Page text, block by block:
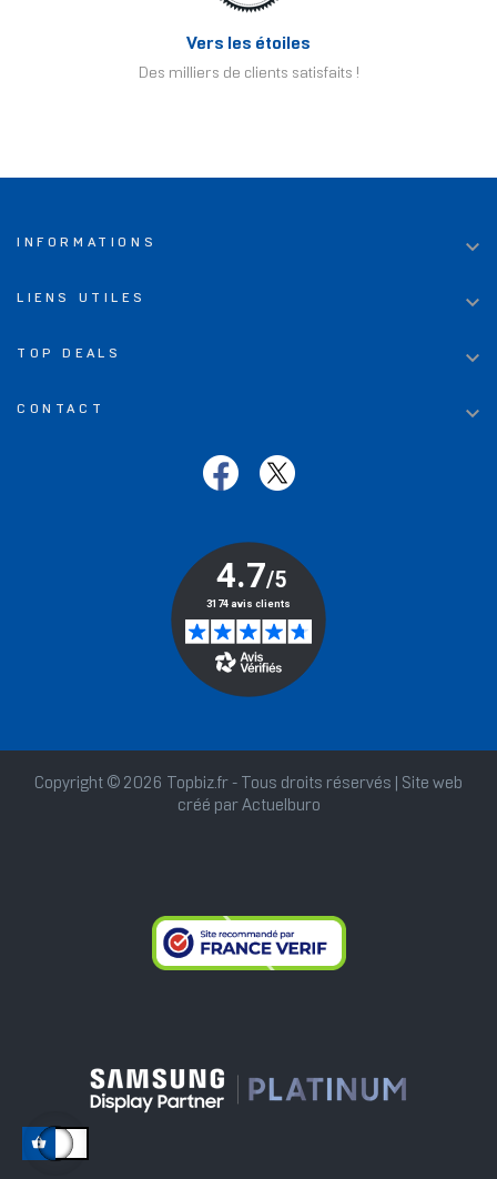
Vers les étoiles
Des milliers de clients satisfaits !
INFORMATIONS 
LIENS UTILES 
TOP DEALS 
CONTACT 
Copyright © 2026 Topbiz.fr - Tous droits réservés | Site web
créé par Actuelburo